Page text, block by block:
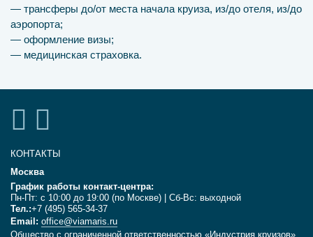
— трансферы до/от места начала круиза, из/до отеля, из/до
аэропорта;
— оформление визы;
— медицинская страховка.
КОНТАКТЫ
Москва
График работы контакт-центра:
Пн-Пт: с 10:00 до 19:00 (по Москве) | Сб-Вс: выходной
Тел.:+7 (495) 565-34-37
Email: office@viamaris.ru
Общество с ограниченной ответственностью «Индустрия круизов»